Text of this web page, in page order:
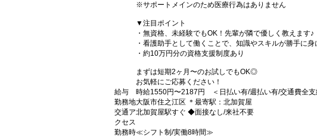
※サポートメインのため医療行為はありません
▼注目ポイント
・無資格、未経験でもOK！先輩が隣で優しく教えます♪
・看護助手として働くことで、知識やスキルが勝手に
・約10万円分の資格支援制度あり
まずは短期2ヶ月〜のお試しでもOK◎
お気軽にご応募ください！
給与
時給1550円〜2187円 ＜日払い有/週払い有/交通費全支
勤務地大阪市住之江区 ＊最寄駅：北加賀屋
交通ア
クセス
北加賀屋駅すぐ ◆面接なし/来社不要
勤務時≪シフト制/実働8時間≫